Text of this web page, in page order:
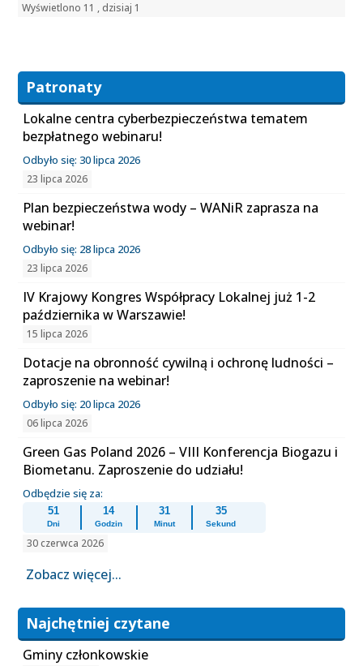
Wyświetlono 11 , dzisiaj 1
Patronaty
Lokalne centra cyberbezpieczeństwa tematem
bezpłatnego webinaru!
Odbyło się: 30 lipca 2026
23 lipca 2026
Plan bezpieczeństwa wody – WANiR zaprasza na
webinar!
Odbyło się: 28 lipca 2026
23 lipca 2026
IV Krajowy Kongres Współpracy Lokalnej już 1-2
października w Warszawie!
15 lipca 2026
Dotacje na obronność cywilną i ochronę ludności –
zaproszenie na webinar!
Odbyło się: 20 lipca 2026
06 lipca 2026
Green Gas Poland 2026 – VIII Konferencja Biogazu i
Biometanu. Zaproszenie do udziału!
Odbędzie się za:
51
Dni
14
Godzin
31
Minut
35
Sekund
30 czerwca 2026
Zobacz więcej...
Najchętniej czytane
Gminy członkowskie